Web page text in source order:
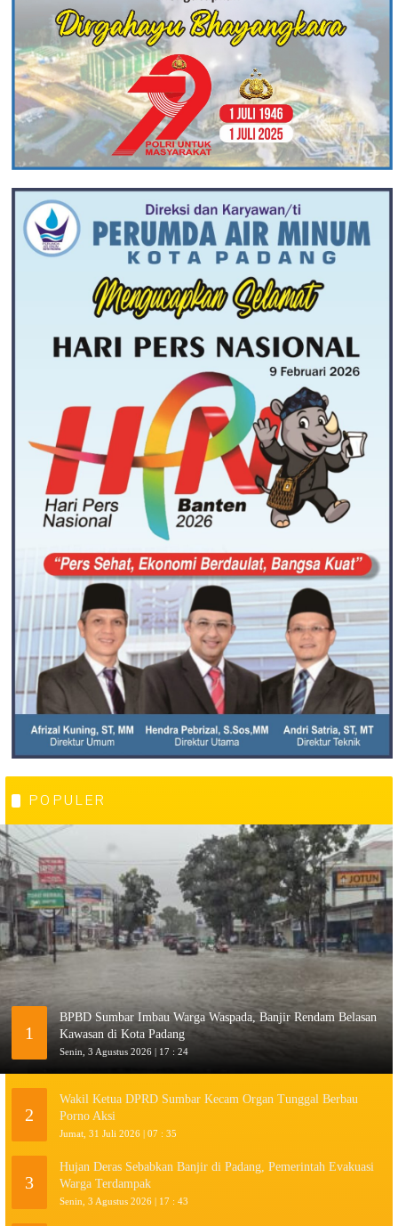
POPULER
1
BPBD Sumbar Imbau Warga Waspada, Banjir Rendam Belasan
Kawasan di Kota Padang
Senin, 3 Agustus 2026 | 17 : 24
2
Wakil Ketua DPRD Sumbar Kecam Organ Tunggal Berbau
Porno Aksi
Jumat, 31 Juli 2026 | 07 : 35
3
Hujan Deras Sebabkan Banjir di Padang, Pemerintah Evakuasi
Warga Terdampak
Senin, 3 Agustus 2026 | 17 : 43